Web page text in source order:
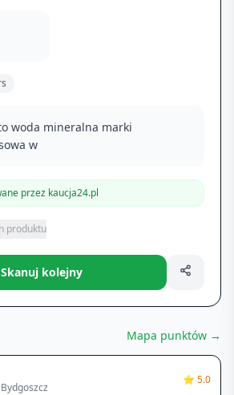
woda mineralna marki
w
przez kaucja24.pl
produktu
Skanuj kolejny
Mapa punktów →
⭐ 5.0